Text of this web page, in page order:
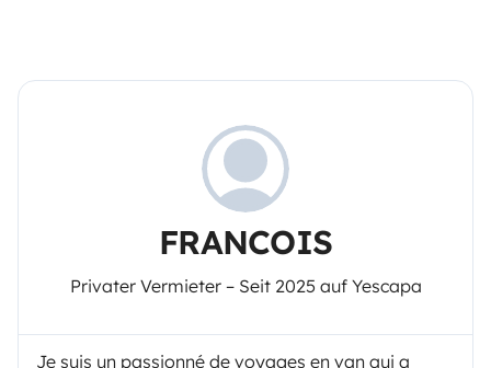
FRANCOIS
Privater Vermieter – Seit 2025 auf Yescapa
Je suis un passionné de voyages en van qui a